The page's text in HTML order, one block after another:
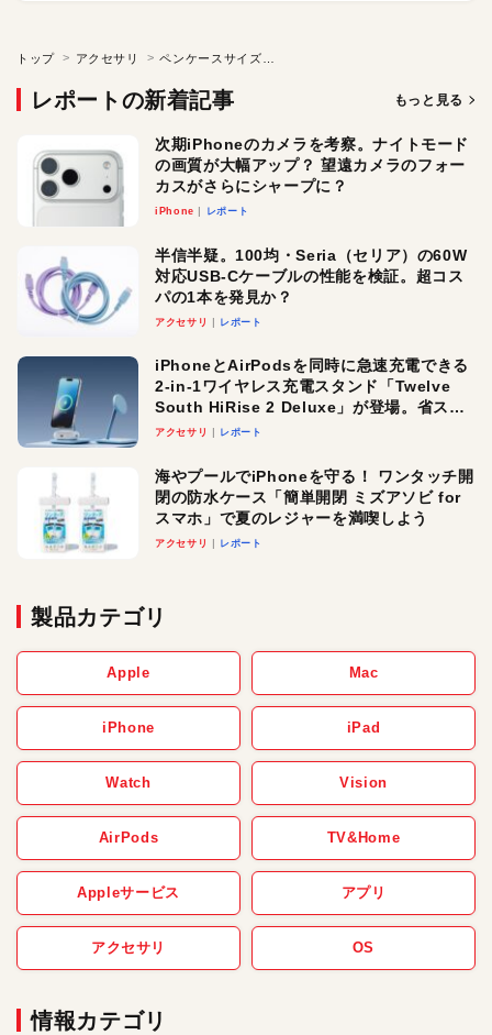
トップ アクセサリ
レポートの新着記事 もっと見る
次期iPhoneのカメラを考察。ナイトモード
の画質が大幅アップ？ 望遠カメラのフォー
カスがさらにシャープに？
iPhone レポート
半信半疑。100均・Seria（セリア）の60W
対応USB-Cケーブルの性能を検証。超コス
パの1本を発見か？
アクセサリ レポート
iPhoneとAirPodsを同時に急速充電できる
2-in-1ワイヤレス充電スタンド「Twelve
South HiRise 2 Deluxe」が登場。省スペ
ースでおしゃれに充電したい人にオスス
アクセサリ レポート
海やプールでiPhoneを守る！ ワンタッチ開
閉の防水ケース「簡単開閉 ミズアソビ for
スマホ」で夏のレジャーを満喫しよう
アクセサリ レポート
製品カテゴリ
Apple Mac
iPhone iPad
Watch Vision
AirPods TV&Home
Appleサービス アプリ
アクセサリ OS
情報カテゴリ